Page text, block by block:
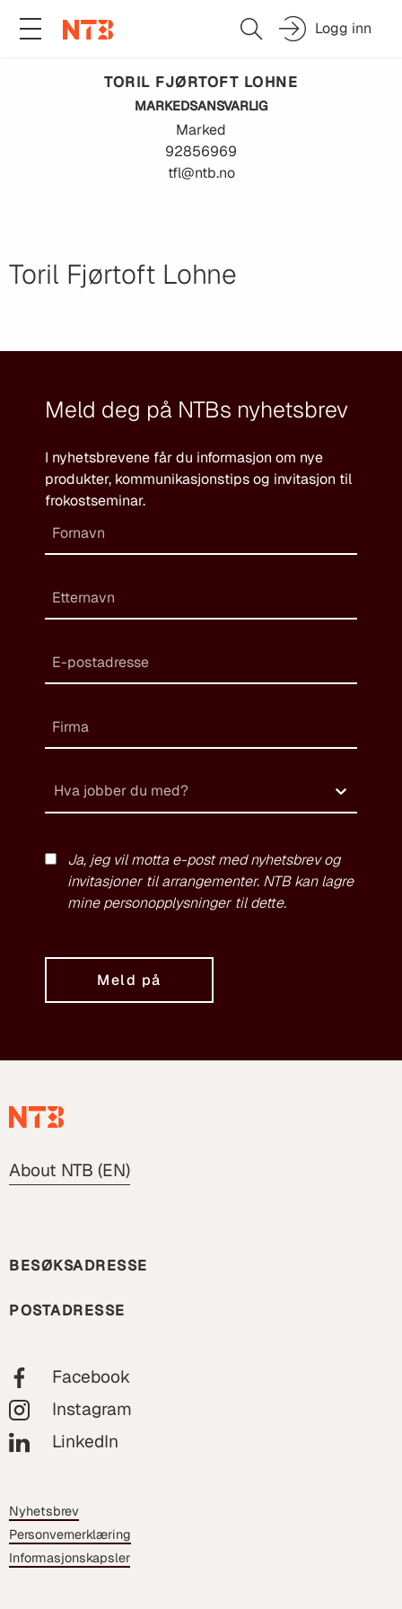
Logg inn
TORIL FJØRTOFT LOHNE
MARKEDSANSVARLIG
Marked
92856969
tfl@ntb.no
Toril Fjørtoft Lohne
Meld deg på NTBs nyhetsbrev
I nyhetsbrevene får du informasjon om nye
produkter, kommunikasjonstips og invitasjon til
frokostseminar.
Hva jobber du med?
Ja, jeg vil motta e-post med nyhetsbrev og
invitasjoner til arrangementer. NTB kan lagre
mine personopplysninger til dette.
Meld på
About NTB (EN)
BESØKSADRESSE
POSTADRESSE
Facebook
Instagram
LinkedIn
Nyhetsbrev
Personvernerklæring
Informasjonskapsler